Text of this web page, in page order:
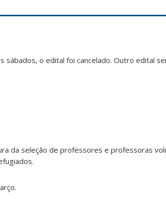
sábados, o edital foi cancelado. Outro edital
da seleção de professores e professoras